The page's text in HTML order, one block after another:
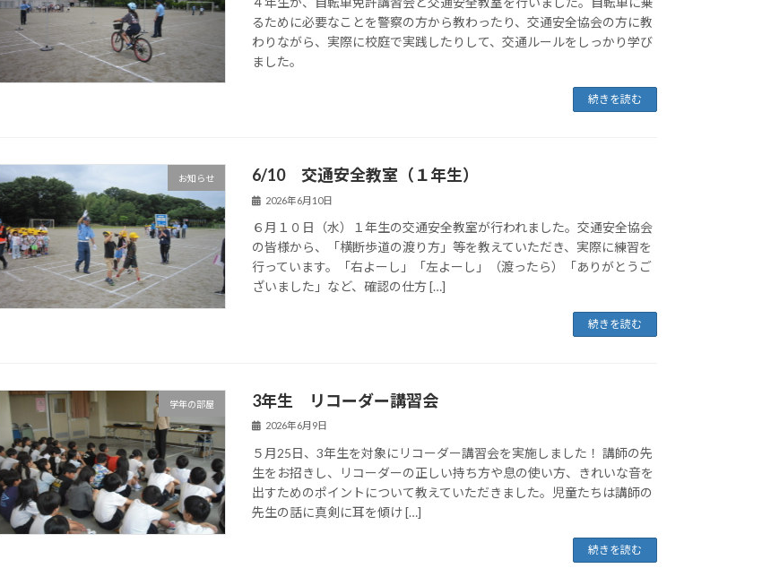
るために必要なことを警察の方から教わったり、交通安全協会の方に教
わりながら、実際に校庭で実践したりして、交通ルールをしっかり学び
ました。
続きを読む
お知らせ 6/10 交通安全教室（１年生）
2026年6月10日
６月１０日（水）１年生の交通安全教室が行われました。交通安全協会
の皆様から、「横断歩道の渡り方」等を教えていただき、実際に練習を
行っています。「右よーし」「左よーし」（渡ったら）「ありがとうご
ざいました」など、確認の仕方 […]
続きを読む
学年の部屋 3年生 リコーダー講習会
2026年6月9日
５月25日、3年生を対象にリコーダー講習会を実施しました！ 講師の先
生をお招きし、リコーダーの正しい持ち方や息の使い方、きれいな音を
出すためのポイントについて教えていただきました。児童たちは講師の
先生の話に真剣に耳を傾け […]
続きを読む